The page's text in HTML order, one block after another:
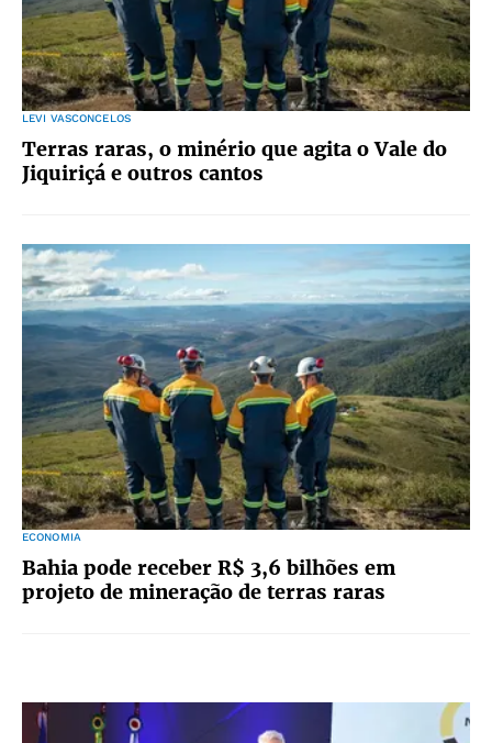
LEVI VASCONCELOS
Terras raras, o minério que agita o Vale do
Jiquiriçá e outros cantos
ECONOMIA
Bahia pode receber R$ 3,6 bilhões em
projeto de mineração de terras raras